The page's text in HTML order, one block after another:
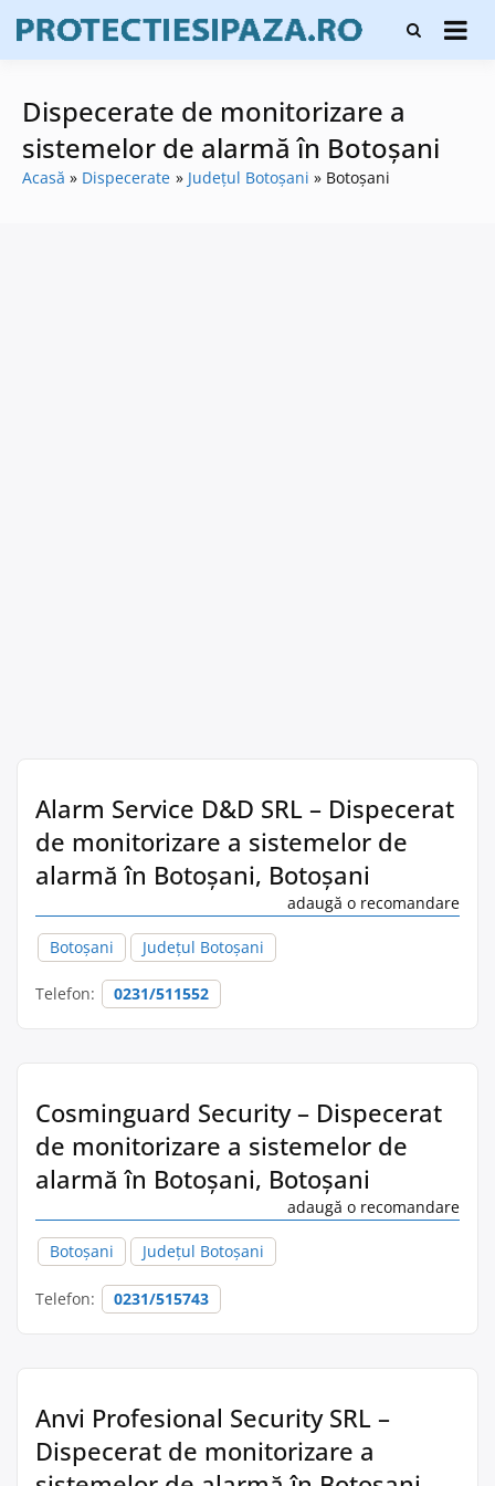
content
Firme de
protecție și
alarmare și
evaluatori de
securitate
Dispecerate de monitorizare a
sistemelor de alarmă în Botoşani
Acasă Dispecerate Județul Botoșani Botoşani
Alarm Service D&D SRL – Dispecerat
de monitorizare a sistemelor de
alarmă în Botoşani, Botoșani
adaugă o recomandare
Botoşani Județul Botoșani
Telefon: 0231/511552
Cosminguard Security – Dispecerat
de monitorizare a sistemelor de
alarmă în Botoşani, Botoșani
adaugă o recomandare
Botoşani Județul Botoșani
Telefon: 0231/515743
Anvi Profesional Security SRL –
Dispecerat de monitorizare a